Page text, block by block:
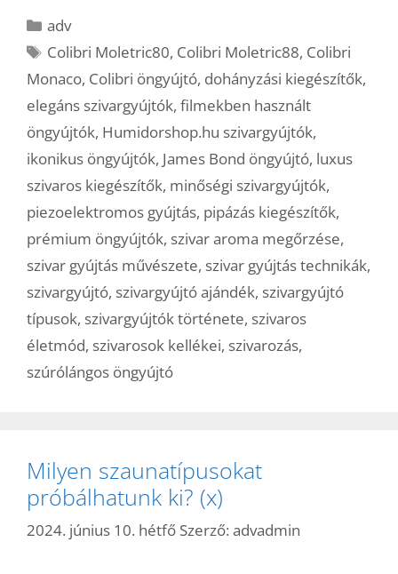
Kategória
adv
Címkék
Colibri Moletric80, Colibri Moletric88, Colibri
Monaco, Colibri öngyújtó, dohányzási kiegészítők,
elegáns szivargyújtók, filmekben használt
öngyújtók, Humidorshop.hu szivargyújtók,
ikonikus öngyújtók, James Bond öngyújtó, luxus
szivaros kiegészítők, minőségi szivargyújtók,
piezoelektromos gyújtás, pipázás kiegészítők,
prémium öngyújtók, szivar aroma megőrzése,
szivar gyújtás művészete, szivar gyújtás technikák,
szivargyújtó, szivargyújtó ajándék, szivargyújtó
típusok, szivargyújtók története, szivaros
életmód, szivarosok kellékei, szivarozás,
szúrólángos öngyújtó
Milyen szaunatípusokat
próbálhatunk ki? (x)
2024. június 10. hétfő Szerző: advadmin